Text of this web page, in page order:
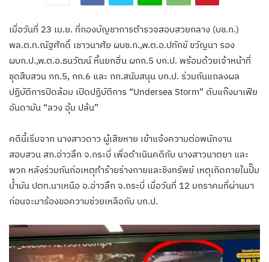
เมื่อวันที่ 23 เม.ย. ที่กองบัญชาการตำรวจสอบสวยกลาง (บช.ก.)
พล.ต.ท.ณัฐศักดิ์ เชาวนาศัย ผบช.ก.,พ.ต.อ.ปทักข์ ขวัญนา รอง
ผบก.ป.,พ.ต.อ.ธนวัฒน์ หิ้นยกฮิ่น ผกก.5 บก.ป. พร้อมด้วยเจ้าหน้าที่
ชุดสืบสวน กก.5, กก.6 และ กก.สนับสนุน บก.ป. ร่วมกันแถลงผล
ปฏิบัติการปิดล้อม เปิดปฏิบัติการ “Undersea Storm” ดับแก๊งมาเฟีย
อันดามัน “ลวง อุ้ม ปล้น”
คดีนี้เริ่มจาก นางสาวดาว ผู้เสียหาย เข้าแจ้งความต่อพนักงาน
สอบสวน สภ.อ่าวลึก จ.กระบี่ เพื่อดำเนินคดีกับ นางสาวนาตยา และ
พวก หลังร่วมกันก่อเหตุทำร้ายร่างกายและชิงทรัพย์ เหตุเกิดภายในปั๊ม
น้ำมัน ปตท.นาเหนือ อ.อ่าวลึก จ.กระบี่ เมื่อวันที่ 12 มกราคมที่ผ่านมา
ก่อนจะมาร้องขอความช่วยเหลือกับ บก.ป.